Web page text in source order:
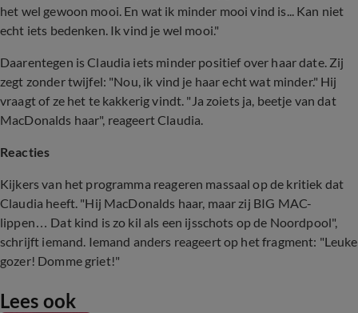
het wel gewoon mooi. En wat ik minder mooi vind is... Kan niet
echt iets bedenken. Ik vind je wel mooi."
Daarentegen is Claudia iets minder positief over haar date. Zij
zegt zonder twijfel: "Nou, ik vind je haar echt wat minder." Hij
vraagt of ze het te kakkerig vindt. "Ja zoiets ja, beetje van dat
MacDonalds haar", reageert Claudia.
Reacties
Kijkers van het programma reageren massaal op de kritiek dat
Claudia heeft. "Hij MacDonalds haar, maar zij BIG MAC-
lippen… Dat kind is zo kil als een ijsschots op de Noordpool",
schrijft iemand. Iemand anders reageert op het fragment: "Leuke
gozer! Domme griet!"
Lees ook